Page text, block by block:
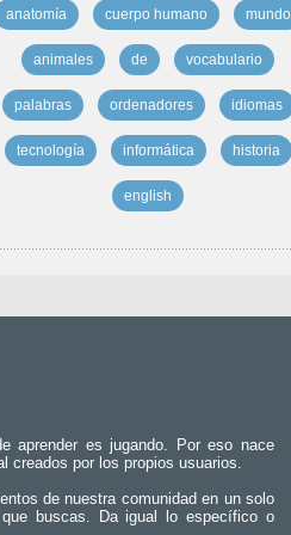
anatomía cuerpo humano mundo
animales de vocabulario
palabras ordenadores idiomas
tecnología informática historia
english
aprender es jugando. Por eso nace
creados por los propios usuarios.
de nuestra comunidad en un solo
buscas. Da igual lo específico o